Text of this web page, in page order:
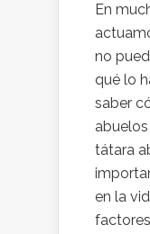
En
no
qué lo
saber
tátara
en la